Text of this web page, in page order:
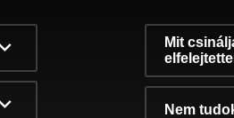
Mit
Nem